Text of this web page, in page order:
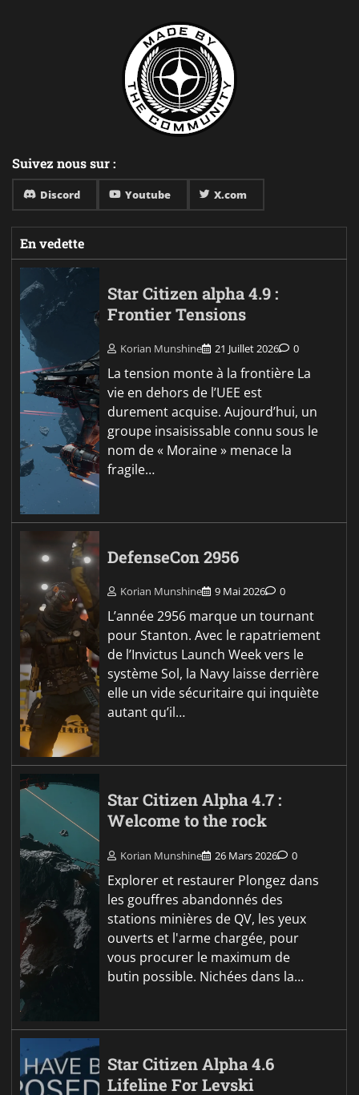
Suivez nous sur :
Discord Youtube X.com
En vedette
Star Citizen alpha 4.9 :
Frontier Tensions
Korian Munshine 21 Juillet 2026 0
La tension monte à la frontière La
vie en dehors de l’UEE est
durement acquise. Aujourd’hui, un
groupe insaisissable connu sous le
nom de « Moraine » menace la
fragile…
DefenseCon 2956
Korian Munshine 9 Mai 2026 0
L’année 2956 marque un tournant
pour Stanton. Avec le rapatriement
de l’Invictus Launch Week vers le
système Sol, la Navy laisse derrière
elle un vide sécuritaire qui inquiète
autant qu’il…
Star Citizen Alpha 4.7 :
Welcome to the rock
Korian Munshine 26 Mars 2026 0
Explorer et restaurer Plongez dans
les gouffres abandonnés des
stations minières de QV, les yeux
ouverts et l'arme chargée, pour
vous procurer le maximum de
butin possible. Nichées dans la…
Star Citizen Alpha 4.6
Lifeline For Levski